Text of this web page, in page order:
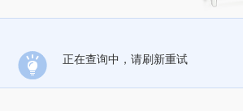
正在查询中，请刷新重试